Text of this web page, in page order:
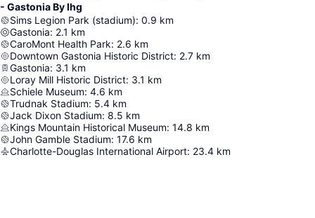
- Gastonia By Ihg
Sims Legion Park (stadium): 0.9 km
Gastonia: 2.1 km
CaroMont Health Park: 2.6 km
Downtown Gastonia Historic District: 2.7 km
Gastonia: 3.1 km
Loray Mill Historic District: 3.1 km
Schiele Museum: 4.6 km
Trudnak Stadium: 5.4 km
Jack Dixon Stadium: 8.5 km
Kings Mountain Historical Museum: 14.8 km
John Gamble Stadium: 17.6 km
Charlotte-Douglas International Airport: 23.4 km